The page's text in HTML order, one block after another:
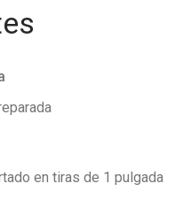
en tiras de 1 pulgada